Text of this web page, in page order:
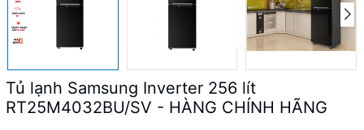
Tủ lạnh Samsung Inverter 256 lít
RT25M4032BU/SV - HÀNG CHÍNH HÃNG